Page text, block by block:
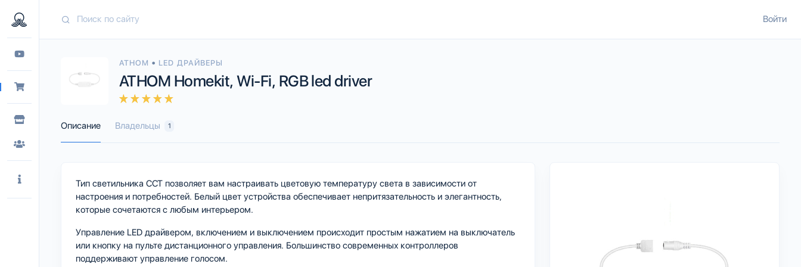
Войти
ATHOM • LED ДРАЙВЕРЫ
ATHOM Homekit, Wi-Fi, RGB led driver
Описание Владельцы 1
Тип светильника CCT позволяет вам настраивать цветовую температуру света в зависимости от
настроения и потребностей. Белый цвет устройства обеспечивает непритязательность и элегантность,
которые сочетаются с любым интерьером.
Управление LED драйвером, включением и выключением происходит простым нажатием на выключатель
или кнопку на пульте дистанционного управления. Большинство современных контроллеров
поддерживают управление голосом.